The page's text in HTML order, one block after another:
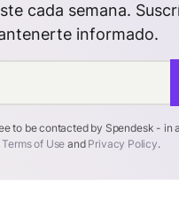
cada semana.
informado.
to be contacted by Spendesk - in
Terms of Use and Privacy Policy.